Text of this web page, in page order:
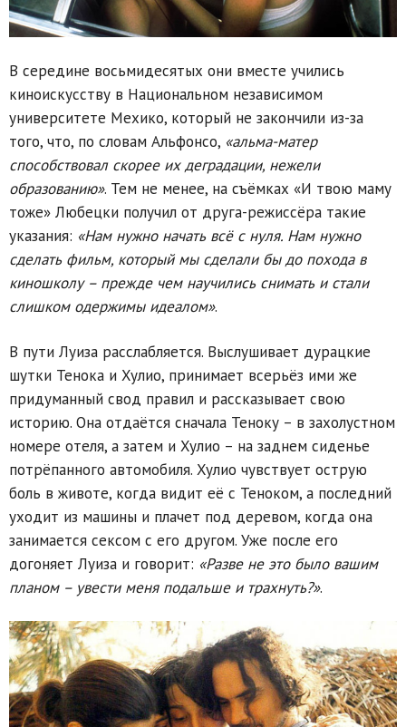
В середине восьмидесятых они вместе учились
киноискусству в Национальном независимом
университете Мехико, который не закончили из-за
того, что, по словам Альфонсо, «альма-матер
способствовал скорее их деградации, нежели
образованию». Тем не менее, на съёмках «И твою маму
тоже» Любецки получил от друга-режиссёра такие
указания: «Нам нужно начать всё с нуля. Нам нужно
сделать фильм, который мы сделали бы до похода в
киношколу – прежде чем научились снимать и стали
слишком одержимы идеалом».
В пути Луиза расслабляется. Выслушивает дурацкие
шутки Тенока и Хулио, принимает всерьёз ими же
придуманный свод правил и рассказывает свою
историю. Она отдаётся сначала Теноку – в захолустном
номере отеля, а затем и Хулио – на заднем сиденье
потрёпанного автомобиля. Хулио чувствует острую
боль в животе, когда видит её с Теноком, а последний
уходит из машины и плачет под деревом, когда она
занимается сексом с его другом. Уже после его
догоняет Луиза и говорит: «Разве не это было вашим
планом – увести меня подальше и трахнуть?».